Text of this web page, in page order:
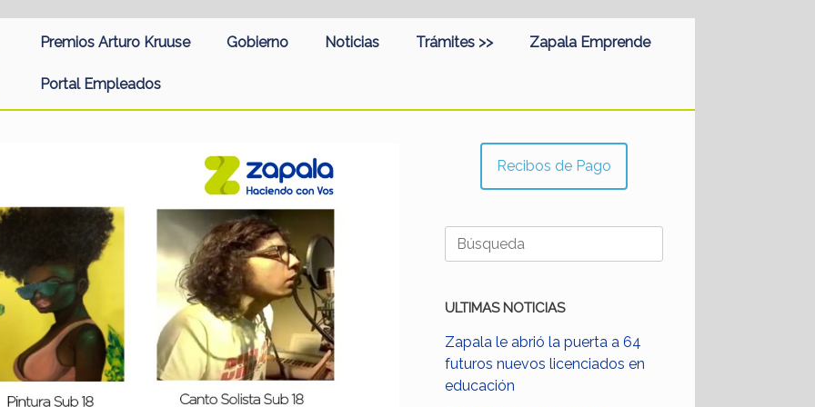
Premios Arturo Kruuse Gobierno Noticias Trámites >> Zapala Emprende
Portal Empleados
Recibos de Pago
Buscar:
ULTIMAS NOTICIAS
Zapala le abrió la puerta a 64
futuros nuevos licenciados en
educación